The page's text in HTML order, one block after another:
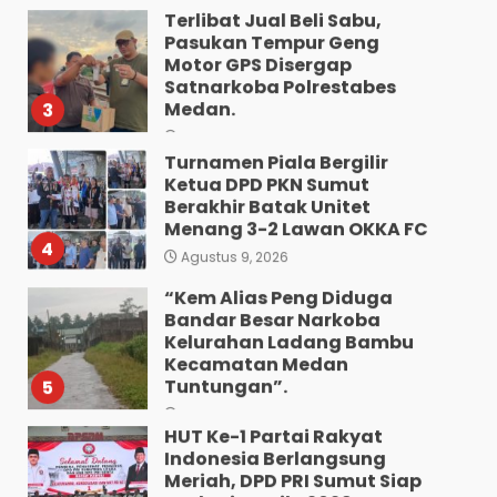
3
Medan.
Agustus 10, 2026
4
Turnamen Piala Bergilir
Ketua DPD PKN Sumut
Berakhir Batak Unitet
Menang 3-2 Lawan OKKA FC
Agustus 9, 2026
5
“Kem Alias Peng Diduga
Bandar Besar Narkoba
Kelurahan Ladang Bambu
Kecamatan Medan
Tuntungan”.
Agustus 9, 2026
6
HUT Ke-1 Partai Rakyat
Indonesia Berlangsung
Meriah, DPD PRI Sumut Siap
Hadapi Pemilu 2029
Mendatang
Agustus 9, 2026
Wujud Pelayanan Prima: